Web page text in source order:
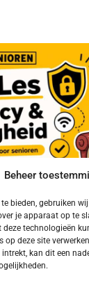
Beheer
bieden, gebruiken
je apparaat op te
deze technologieën
op deze site
kan dit een
in
veiligheid